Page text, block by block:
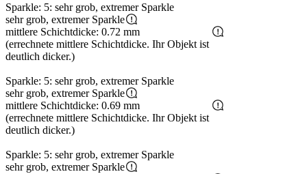
Sparkle: 5: sehr grob, extremer Sparkle
sehr grob, extremer Sparkle
mittlere Schichtdicke: 0.72 mm
(errechnete mittlere Schichtdicke. Ihr Objekt ist
deutlich dicker.)
Sparkle: 5: sehr grob, extremer Sparkle
sehr grob, extremer Sparkle
mittlere Schichtdicke: 0.69 mm
(errechnete mittlere Schichtdicke. Ihr Objekt ist
deutlich dicker.)
Sparkle: 5: sehr grob, extremer Sparkle
sehr grob, extremer Sparkle